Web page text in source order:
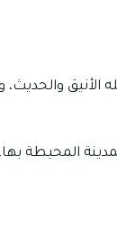
يتميز بشكله
والمدينة